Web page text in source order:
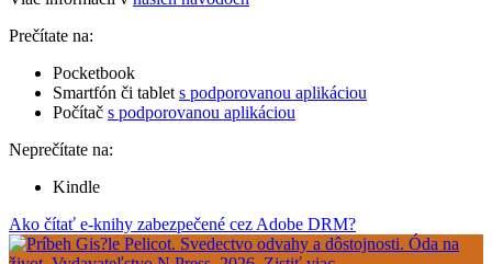
Prečítate na:
Pocketbook
Smartfón či tablet s podporovanou aplikáciou
Počítač s podporovanou aplikáciou
Neprečítate na:
Kindle
Ako čítať e-knihy zabezpečené cez Adobe DRM?